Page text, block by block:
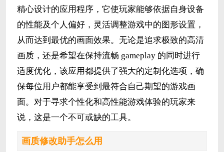
精心设计的应用程序，它使玩家能够依据自身设备
的性能及个人偏好，灵活调整游戏中的图形设置，
从而达到最优的画面效果。无论是追求极致的高清
画质，还是希望在保持流畅 gameplay 的同时进行
适度优化，该应用都提供了强大的定制化选项，确
保每位用户都能享受到最符合自己期望的游戏画
面。对于寻求个性化和高性能游戏体验的玩家来
说，这是一个不可或缺的工具。
画质修改助手怎么用